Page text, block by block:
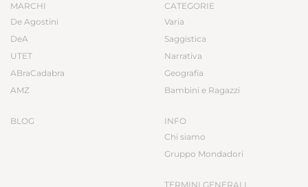
MARCHI
De Agostini
DeA
UTET
ABraCadabra
AMZ
BLOG
CATEGORIE
Varia
Saggistica
Narrativa
Geografia
Bambini e Ragazzi
INFO
Chi siamo
Gruppo Mondadori
TERMINI GENERALI